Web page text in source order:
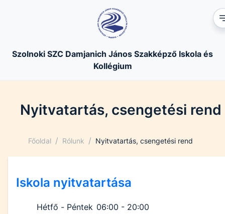
Szolnoki SZC Damjanich János Szakképző Iskola és
Kollégium
Nyitvatartás, csengetési rend
Főoldal / Rólunk / Nyitvatartás, csengetési rend
Iskola nyitvatartása
Hétfő - Péntek 06:00 - 20:00